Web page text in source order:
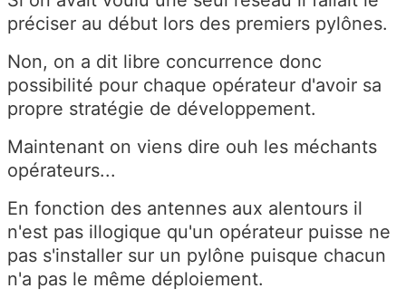
préciser au début lors des premiers pylônes.
Non, on a dit libre concurrence donc
possibilité pour chaque opérateur d'avoir sa
propre stratégie de développement.
Maintenant on viens dire ouh les méchants
opérateurs...
En fonction des antennes aux alentours il
n'est pas illogique qu'un opérateur puisse ne
pas s'installer sur un pylône puisque chacun
n'a pas le même déploiement.